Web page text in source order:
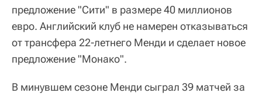
предложение "Сити" в размере 40 миллионов
евро. Английский клуб не намерен отказываться
от трансфера 22-летнего Менди и сделает новое
предложение "Монако".
В минувшем сезоне Менди сыграл 39 матчей за